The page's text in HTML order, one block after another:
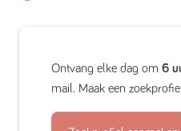
Ontvang elke dag om 6
mail. Maak een